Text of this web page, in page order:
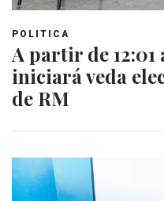
POLITICA
A partir de 12:01
iniciará veda
de RM